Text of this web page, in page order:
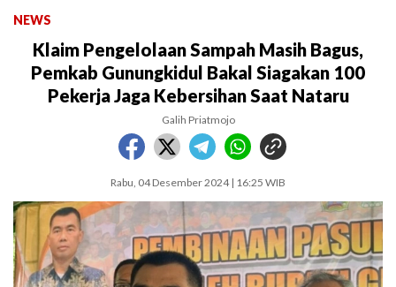
NEWS
Klaim Pengelolaan Sampah Masih Bagus,
Pemkab Gunungkidul Bakal Siagakan 100
Pekerja Jaga Kebersihan Saat Nataru
Galih Priatmojo
Rabu, 04 Desember 2024 | 16:25 WIB